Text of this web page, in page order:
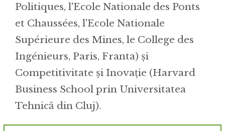
Politiques, l'Ecole Nationale des Ponts
et Chaussées, l'Ecole Nationale
Supérieure des Mines, le College des
Ingénieurs, Paris, Franta) și
Competitivitate și Inovație (Harvard
Business School prin Universitatea
Tehnică din Cluj).